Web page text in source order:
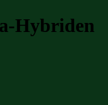
Hybriden